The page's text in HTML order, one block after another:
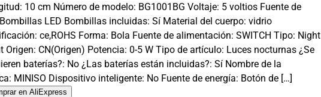
p
r
e
c
o
p
r
e
c
i
o
10 cm Número de modelo: BG1001BG Voltaje: 5 voltios Fuente de
LED Bombillas incluidas: Sí Material del cuerpo: vidrio
ce,ROHS Forma: Bola Fuente de alimentación: SWITCH Tipo: Night
Origen: CN(Origen) Potencia: 0-5 W Tipo de artículo: Luces nocturnas ¿Se
baterías?: No ¿Las baterías están incluidas?: Sí Nombre de la
MINISO Dispositivo inteligente: No Fuente de energía: Botón de […]
en AliExpress